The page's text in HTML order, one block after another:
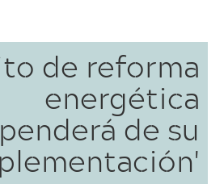
de reforma
energética
de su